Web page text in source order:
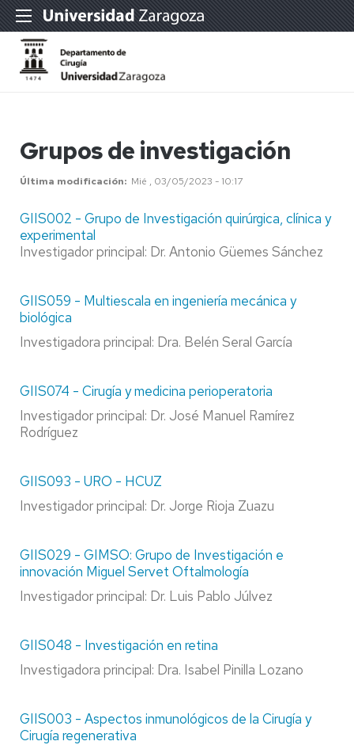
Grupos de investigación
Última modificación Mié , 03/05/2023 - 10:17
GIIS002 - Grupo de Investigación quirúrgica, clínica y
experimental
Investigador principal: Dr. Antonio Güemes Sánchez
GIIS059 - Multiescala en ingeniería mecánica y
biológica
Investigadora principal: Dra. Belén Seral García
GIIS074 - Cirugía y medicina perioperatoria
Investigador principal: Dr. José Manuel Ramírez
Rodríguez
GIIS093 - URO - HCUZ
Investigador principal: Dr. Jorge Rioja Zuazu
GIIS029 - GIMSO: Grupo de Investigación e
innovación Miguel Servet Oftalmología
Investigador principal: Dr. Luis Pablo Júlvez
GIIS048 - Investigación en retina
Investigadora principal: Dra. Isabel Pinilla Lozano
GIIS003 - Aspectos inmunológicos de la Cirugía y
Cirugía regenerativa